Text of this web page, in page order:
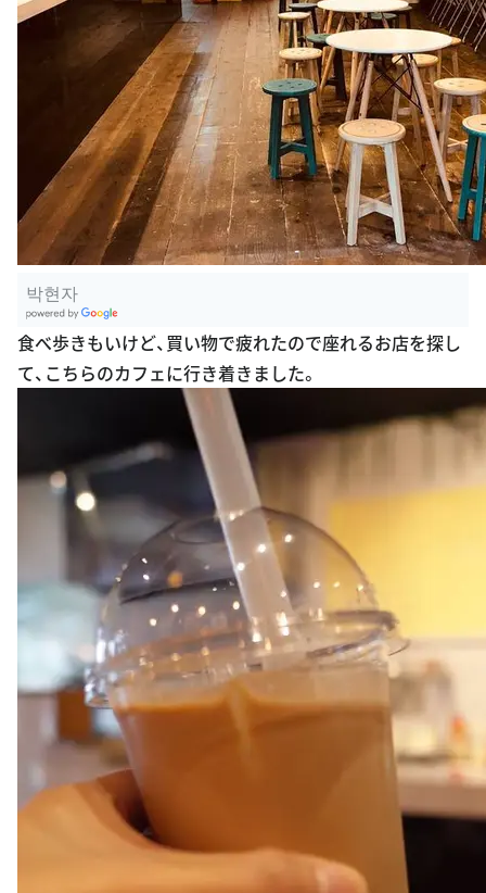
박현자
oogle Plac
es
食べ歩きもいけど、買い物で疲れたので座れるお店を探し
て、こちらのカフェに行き着きました。